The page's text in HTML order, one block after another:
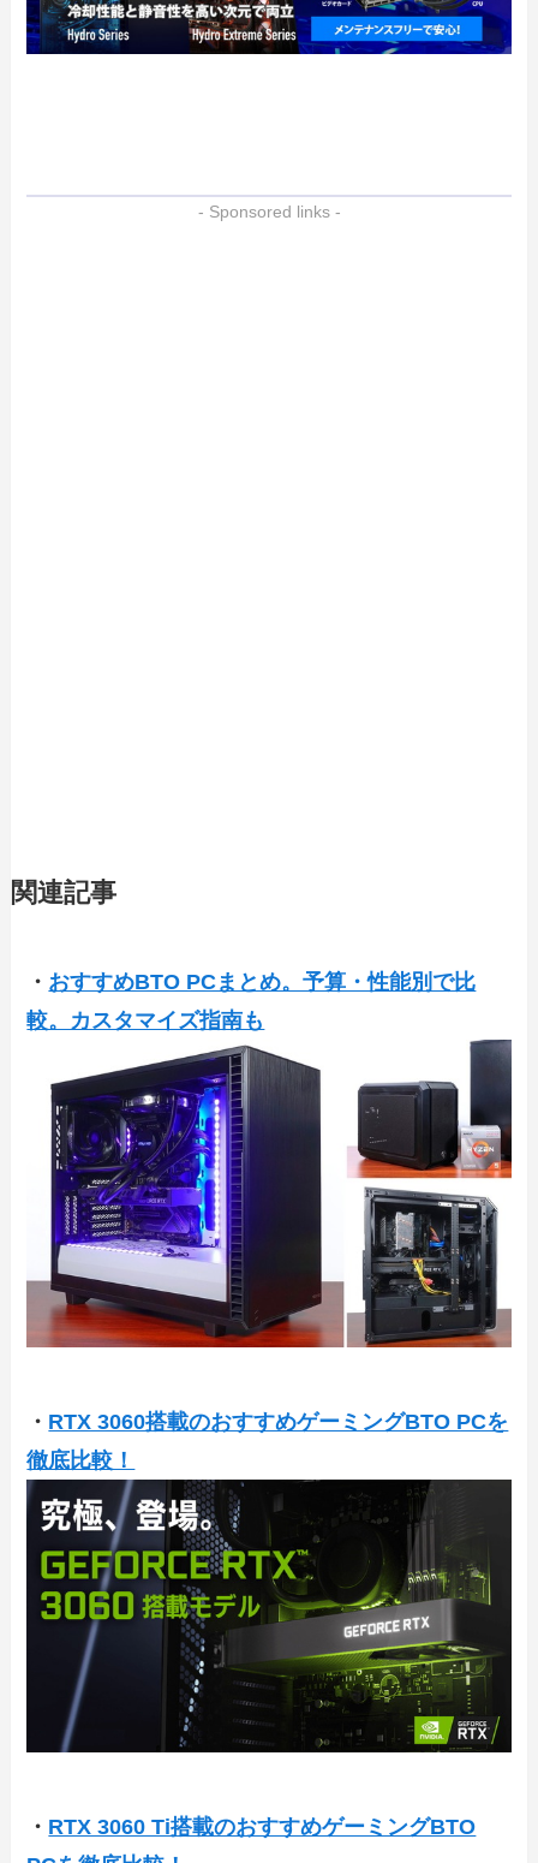
- Sponsored links -
関連記事
・ おすすめBTO PCまとめ。予算・性能別で比
較。カスタマイズ指南も
・ RTX 3060搭載のおすすめゲーミングBTO PCを
徹底比較！
・ RTX 3060 Ti搭載のおすすめゲーミングBTO